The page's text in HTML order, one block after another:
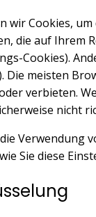
wir Cookies,
die auf Ihrem
Cookies).
Die meisten
verbieten.
nicht
Sie diese